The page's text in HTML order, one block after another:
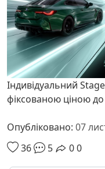
Індивідуальний
фіксованою ціною
Опубліковано: 07
36
5 00